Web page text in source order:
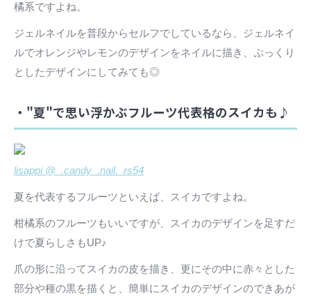
橘系ですよね。
ジェルネイルを普段からセルフでしているなら、ジェルネイ
ルでオレンジやレモンのデザインをネイルに描き、ぷっくり
としたデザインにしてみても◎
・"夏"で思い浮かぶフルーツ代表格のスイカも♪
lisappi @_.candy_.nail._rs54
夏を代表するフルーツといえば、スイカですよね。
柑橘系のフルーツもいいですが、スイカのデザインを足すだ
けで夏らしさもUP♪
爪の形に沿ってスイカの皮を描き、更にその中に赤々とした
部分や種の黒を描くと、簡単にスイカのデザインのできあが